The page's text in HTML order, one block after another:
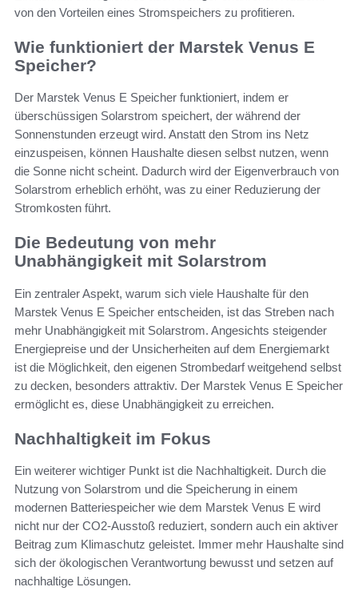
von den Vorteilen eines Stromspeichers zu profitieren.
Wie funktioniert der Marstek Venus E
Speicher?
Der Marstek Venus E Speicher funktioniert, indem er
überschüssigen Solarstrom speichert, der während der
Sonnenstunden erzeugt wird. Anstatt den Strom ins Netz
einzuspeisen, können Haushalte diesen selbst nutzen, wenn
die Sonne nicht scheint. Dadurch wird der Eigenverbrauch von
Solarstrom erheblich erhöht, was zu einer Reduzierung der
Stromkosten führt.
Die Bedeutung von mehr
Unabhängigkeit mit Solarstrom
Ein zentraler Aspekt, warum sich viele Haushalte für den
Marstek Venus E Speicher entscheiden, ist das Streben nach
mehr Unabhängigkeit mit Solarstrom. Angesichts steigender
Energiepreise und der Unsicherheiten auf dem Energiemarkt
ist die Möglichkeit, den eigenen Strombedarf weitgehend selbst
zu decken, besonders attraktiv. Der Marstek Venus E Speicher
ermöglicht es, diese Unabhängigkeit zu erreichen.
Nachhaltigkeit im Fokus
Ein weiterer wichtiger Punkt ist die Nachhaltigkeit. Durch die
Nutzung von Solarstrom und die Speicherung in einem
modernen Batteriespeicher wie dem Marstek Venus E wird
nicht nur der CO2-Ausstoß reduziert, sondern auch ein aktiver
Beitrag zum Klimaschutz geleistet. Immer mehr Haushalte sind
sich der ökologischen Verantwortung bewusst und setzen auf
nachhaltige Lösungen.